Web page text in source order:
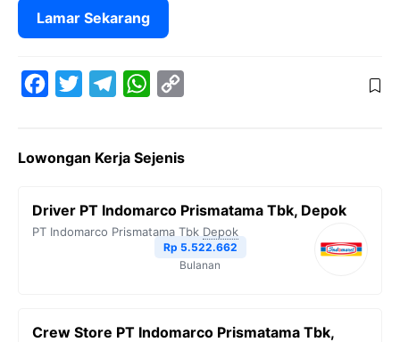
Lamar Sekarang
e
o
t
e
e
r
W
t
A
y
i
n
k
Lowongan Kerja Sejenis
Driver PT Indomarco Prismatama Tbk, Depok
PT Indomarco Prismatama Tbk Depok
Rp 5.522.662
Bulanan
Crew Store PT Indomarco Prismatama Tbk,